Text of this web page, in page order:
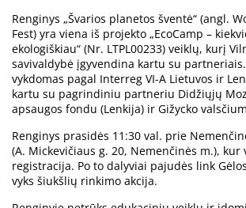
Renginys „Švarios planetos šventė“ (angl.
Fest) yra viena iš projekto „EcoCamp –
ekologiškiau“ (Nr. LTPL00233) veiklų, kurį
savivaldybė įgyvendina kartu su
vykdomas pagal Interreg VI-A Lietuvos ir
kartu su pagrindiniu partneriu Didžiųjų
apsaugos fondu (Lenkija) ir Gižycko
Renginys prasidės 11:30 val. prie
(A. Mickevičiaus g. 20, Nemenčinės m.), kur
registracija. Po to dalyviai pajudės link
vyks šiukšlių rinkimo akcija.